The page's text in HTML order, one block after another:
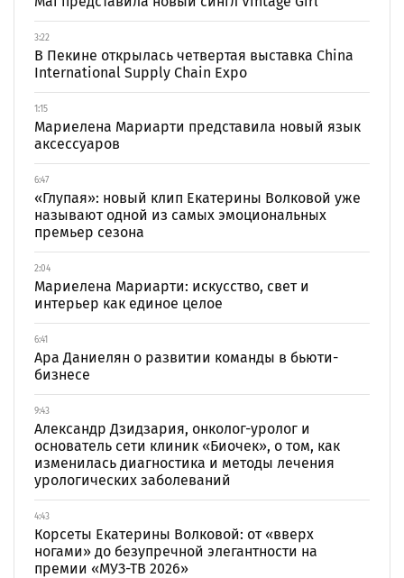
3:22
В Пекине открылась четвертая выставка China
International Supply Chain Expo
1:15
Мариелена Мариарти представила новый язык
аксессуаров
6:47
«Глупая»: новый клип Екатерины Волковой уже
называют одной из самых эмоциональных
премьер сезона
2:04
Мариелена Мариарти: искусство, свет и
интерьер как единое целое
6:41
Ара Даниелян о развитии команды в бьюти-
бизнесе
9:43
Александр Дзидзария, онколог-уролог и
основатель сети клиник «Биочек», о том, как
изменилась диагностика и методы лечения
урологических заболеваний
4:43
Корсеты Екатерины Волковой: от «вверх
ногами» до безупречной элегантности на
премии «МУЗ-ТВ 2026»